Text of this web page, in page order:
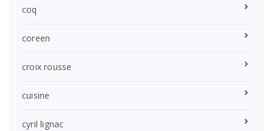
coq
coreen
croix rousse
cuisine
cyril lignac